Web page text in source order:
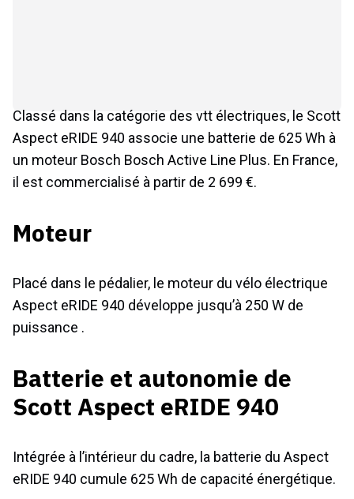
Classé dans la catégorie des vtt électriques, le Scott
Aspect eRIDE 940 associe une batterie de 625 Wh à
un moteur Bosch Bosch Active Line Plus. En France,
il est commercialisé à partir de 2 699 €.
Moteur
Placé dans le pédalier, le moteur du vélo électrique
Aspect eRIDE 940 développe jusqu’à 250 W de
puissance .
Batterie et autonomie de
Scott Aspect eRIDE 940
Intégrée à l’intérieur du cadre, la batterie du Aspect
eRIDE 940 cumule 625 Wh de capacité énergétique.